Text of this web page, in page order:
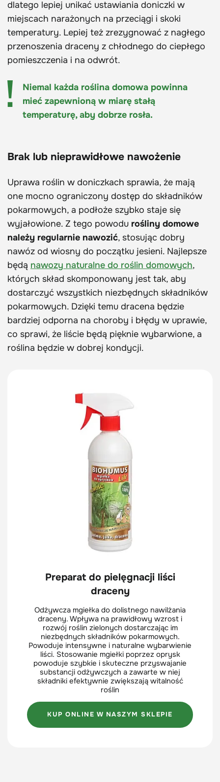
dlatego lepiej unikać ustawiania doniczki w
miejscach narażonych na przeciągi i skoki
temperatury. Lepiej też zrezygnować z nagłego
przenoszenia draceny z chłodnego do ciepłego
pomieszczenia i na odwrót.
Niemal każda roślina domowa powinna
mieć zapewnioną w miarę stałą
temperaturę, aby dobrze rosła.
Brak lub nieprawidłowe nawożenie
Uprawa roślin w doniczkach sprawia, że mają
one mocno ograniczony dostęp do składników
pokarmowych, a podłoże szybko staje się
wyjałowione. Z tego powodu rośliny domowe
należy regularnie nawozić, stosując dobry
nawóz od wiosny do początku jesieni. Najlepsze
będą nawozy naturalne do roślin domowych,
których skład skomponowany jest tak, aby
dostarczyć wszystkich niezbędnych składników
pokarmowych. Dzięki temu dracena będzie
bardziej odporna na choroby i błędy w uprawie,
co sprawi, że liście będą pięknie wybarwione, a
roślina będzie w dobrej kondycji.
Preparat do pielęgnacji liści
draceny
Odżywcza mgiełka do dolistnego nawilżania
draceny. Wpływa na prawidłowy wzrost i
rozwój roślin zielonych dostarczając im
niezbędnych składników pokarmowych.
Powoduje intensywne i naturalne wybarwienie
liści. Stosowanie mgiełki poprzez oprysk
powoduje szybkie i skuteczne przyswajanie
substancji odżywczych a zawarte w niej
składniki efektywnie zwiększają witalność
roślin
KUP ONLINE W NASZYM SKLEPIE